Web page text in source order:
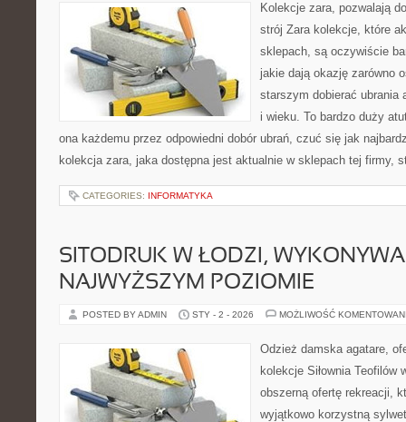
Kolekcje zara, pozwalają
strój Zara kolekcje, które
sklepach, są oczywiście
jakie dają okazję zarówno
starszym dobierać ubrania
i wieku. To bardzo duży
ona każdemu przez odpowiedni dobór ubrań, czuć się jak
kolekcja zara, jaka dostępna jest aktualnie w sklepach tej firmy,
CATEGORIES: INFORMATYKA
SITODRUK W ŁODZI,
NAJWYŻSZYM POZIOMIE
POSTED BY ADMIN STY - 2 - 2026 MOŻLIWOŚĆ
Odzież damska agatare,
kolekcje Siłownia Teofilów
obszerną ofertę rekreacji,
wyjątkowo korzystną